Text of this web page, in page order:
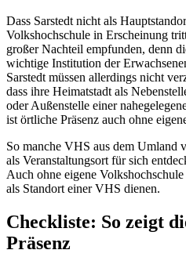
Dass Sarstedt nicht als
Volkshochschule in Erscheinung
großer Nachteil empfunden, denn
wichtige Institution der
Sarstedt müssen allerdings nicht
dass ihre Heimatstadt als
oder Außenstelle einer
ist örtliche Präsenz auch ohne
So manche VHS aus dem Umland
als Veranstaltungsort für sich
Auch ohne eigene
als Standort einer VHS dienen.
Checkliste: So zeigt
Präsenz